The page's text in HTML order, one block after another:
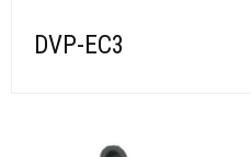
DVP-EC3